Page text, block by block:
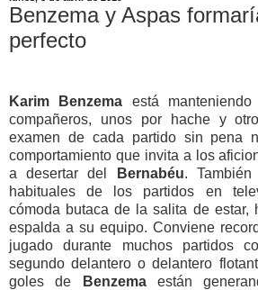
Benzema y Aspas
perfecto
Karim Benzema está
compañeros, unos por hache y
examen de cada partido sin pena
comportamiento que invita a los
a desertar del
Bernabéu. También
habituales de los partidos en
cómoda butaca de la salita de estar,
espalda a su equipo. Conviene
jugado durante muchos partidos
segundo delantero o delantero
goles de
Benzema están